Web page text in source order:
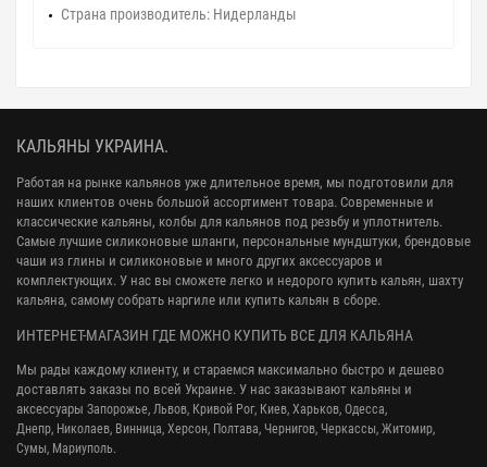
Страна производитель: Нидерланды
КАЛЬЯНЫ УКРАИНА.
Работая на рынке кальянов уже длительное время, мы подготовили для
наших клиентов очень большой ассортимент товара. Современные и
классические кальяны, колбы для кальянов под резьбу и уплотнитель.
Самые лучшие силиконовые шланги, персональные мундштуки, брендовые
чаши из глины и силиконовые и много других аксессуаров и
комплектующих. У нас вы сможете легко и недорого купить кальян, шахту
кальяна, самому собрать наргиле или купить кальян в сборе.
ИНТЕРНЕТ-МАГАЗИН ГДЕ МОЖНО КУПИТЬ ВСЕ ДЛЯ КАЛЬЯНА
Мы рады каждому клиенту, и стараемся максимально быстро и дешево
доставлять заказы по всей Украине. У нас заказывают кальяны и
аксессуары Запорожье, Львов, Кривой Рог, Киев, Харьков, Одесса,
Днепр, Николаев, Винница, Херсон, Полтава, Чернигов, Черкассы, Житомир,
Сумы, Мариуполь.